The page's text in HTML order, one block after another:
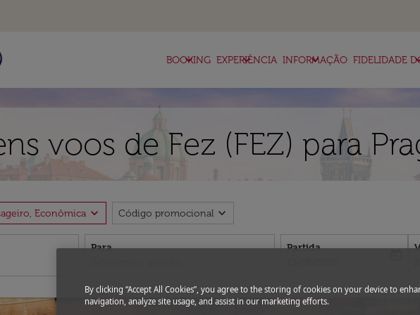
BOOKING
keyboard_arrow_down EXPERIÊNCIA
keyboard_arrow_down INFORMAÇÃO
keyboard_arrow_down FIDELIDADE
voos de Fez (FEZ) para
Econômica expand_more Código promocional expand_more
Para
Partida
By clicking “Accept All Cookies”, you agree to the storing of cookies on your device to
navigation, analyze site usage, and assist in our marketing efforts.